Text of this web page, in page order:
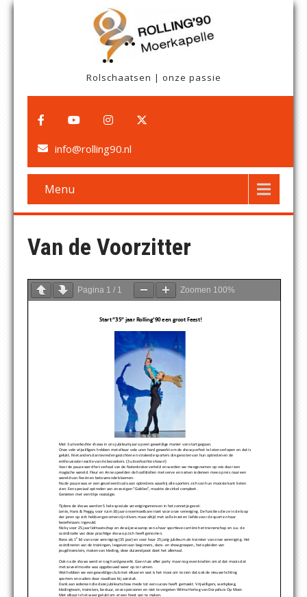
Rolschaatsen | onze passie
info@rolling90.nl
Menu
Van de Voorzitter
Pagina 1 / 1 Zoomen 100%